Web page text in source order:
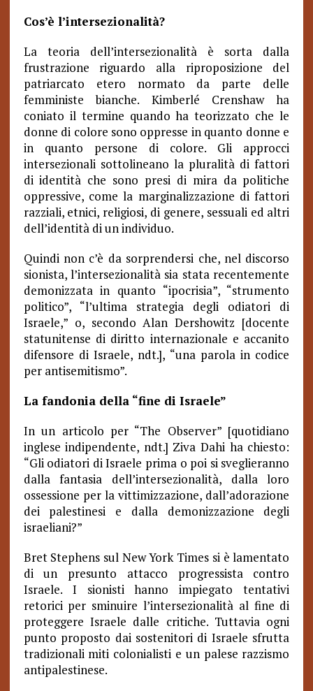
Cos’è l’intersezionalità?
La teoria dell’intersezionalità è sorta dalla
frustrazione riguardo alla riproposizione del
patriarcato etero normato da parte delle
femministe bianche. Kimberlé Crenshaw ha
coniato il termine quando ha teorizzato che le
donne di colore sono oppresse in quanto donne e
in quanto persone di colore. Gli approcci
intersezionali sottolineano la pluralità di fattori
di identità che sono presi di mira da politiche
oppressive, come la marginalizzazione di fattori
razziali, etnici, religiosi, di genere, sessuali ed altri
dell’identità di un individuo.
Quindi non c’è da sorprendersi che, nel discorso
sionista, l’intersezionalità sia stata recentemente
demonizzata in quanto “ipocrisia”, “strumento
politico”, “l’ultima strategia degli odiatori di
Israele,” o, secondo Alan Dershowitz [docente
statunitense di diritto internazionale e accanito
difensore di Israele, ndt.], “una parola in codice
per antisemitismo”.
La fandonia della “fine di Israele”
In un articolo per “The Observer” [quotidiano
inglese indipendente, ndt.] Ziva Dahi ha chiesto:
“Gli odiatori di Israele prima o poi si sveglieranno
dalla fantasia dell’intersezionalità, dalla loro
ossessione per la vittimizzazione, dall’adorazione
dei palestinesi e dalla demonizzazione degli
israeliani?”
Bret Stephens sul New York Times si è lamentato
di un presunto attacco progressista contro
Israele. I sionisti hanno impiegato tentativi
retorici per sminuire l’intersezionalità al fine di
proteggere Israele dalle critiche. Tuttavia ogni
punto proposto dai sostenitori di Israele sfrutta
tradizionali miti colonialisti e un palese razzismo
antipalestinese.